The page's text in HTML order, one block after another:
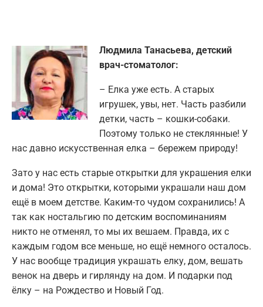
Людмила Танасьева, детский
врач-стоматолог:
– Елка уже есть. А старых
игрушек, увы, нет. Часть разбили
детки, часть – кошки-собаки.
Поэтому только не стеклянные! У
нас давно искусственная елка – бережем природу!
Зато у нас есть старые открытки для украшения елки
и дома! Это открытки, которыми украшали наш дом
ещё в моем детстве. Каким-то чудом сохранились! А
так как ностальгию по детским воспоминаниям
никто не отменял, то мы их вешаем. Правда, их с
каждым годом все меньше, но ещё немного осталось.
У нас вообще традиция украшать елку, дом, вешать
венок на дверь и гирлянду на дом. И подарки под
ёлку – на Рождество и Новый Год.